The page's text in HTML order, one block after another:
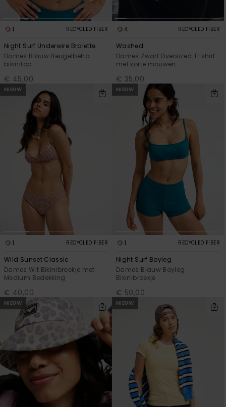
1 RECYCLED FIBER
Night Surf Underwire Bralette
Dames Blauw Beugelbeha
bikinitop
€ 45,00
4 RECYCLED FIBER
Washed
Dames Zwart Oversized T-shirt
met korte mouwen
€ 35,00
NIEUW
1 RECYCLED FIBER
Wild Sunset Classic
Dames Wit Bikinibroekje met
Medium Bedekking
€ 40,00
NIEUW
1 RECYCLED FIBER
Night Surf Boyleg
Dames Blauw Boyleg
Bikinibroekje
€ 50,00
NIEUW NIEUW